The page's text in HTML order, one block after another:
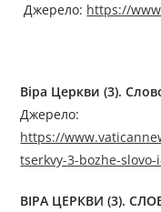
Джерелo: https://
Віра Церкви (3).
Джерелo:
https://
tserkvy-3-bozhe-
ВІРА ЦЕРКВИ (3).